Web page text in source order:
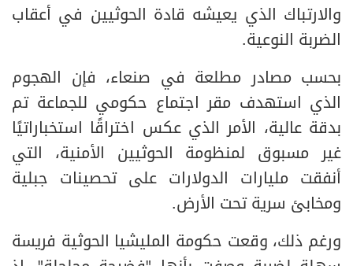
والارتباك الذي يعيشه قادة الحوثيين في أعقاب
الضربة النوعية.
بحسب مصادر مطلعة في صنعاء، فإن الهجوم
الذي استهدف مقر اجتماع حكومي للجماعة تم
بدقة عالية، الأمر الذي عكس اختراقًا استخباراتيًا
غير مسبوق لمنظومة الحوثيين الأمنية، التي
أنفقت مليارات الدولارات على تحصينات جبلية
ومخابئ سرية تحت الأرض.
ورغم ذلك، وقعت حكومة المليشيا الحوثية فريسة